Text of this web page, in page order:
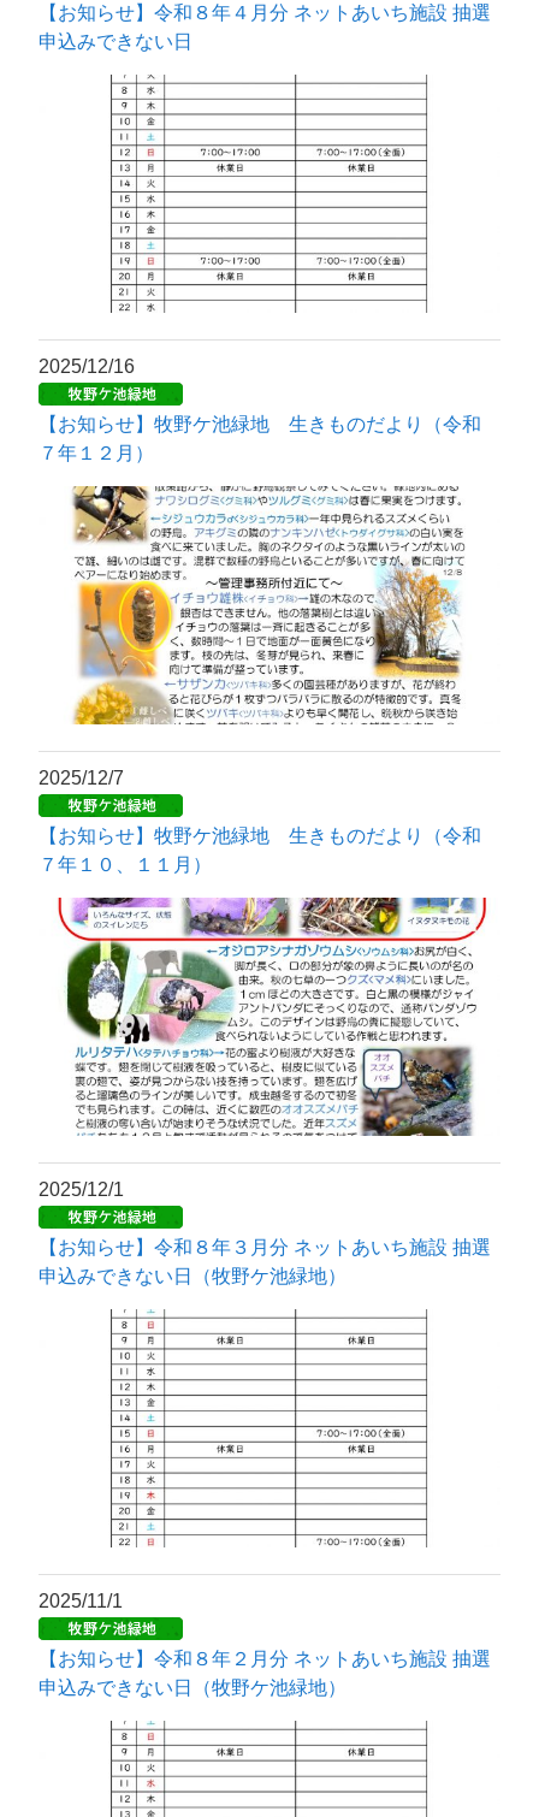
【お知らせ】令和８年４月分 ネットあいち施設 抽選
申込みできない日
2025/12/16
【お知らせ】牧野ケ池緑地 生きものだより（令和
７年１２月）
2025/12/7
【お知らせ】牧野ケ池緑地 生きものだより（令和
７年１０、１１月）
2025/12/1
【お知らせ】令和８年３月分 ネットあいち施設 抽選
申込みできない日（牧野ケ池緑地）
2025/11/1
【お知らせ】令和８年２月分 ネットあいち施設 抽選
申込みできない日（牧野ケ池緑地）